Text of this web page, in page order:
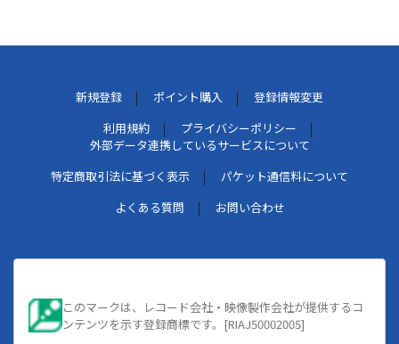
新規登録 ポイント購入
登録情報変更
利用規約
プライバシーポリシー
外部データ連携しているサービスについて
特定商取引法に基づく表示
パケット通信料について
よくある質問
お問い合わせ
このマークは、レコード会社・映像製作会社が提供するコ
ンテンツを示す登録商標です。[RIAJ50002005]